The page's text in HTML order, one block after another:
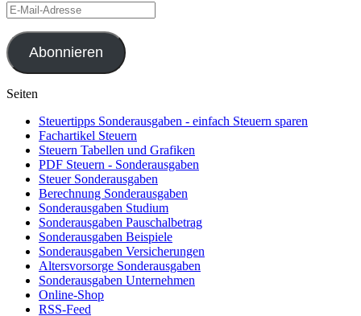
E-
Mail-
Adresse
Abonnieren
Seiten
Steuertipps Sonderausgaben - einfach Steuern sparen
Fachartikel Steuern
Steuern Tabellen und Grafiken
PDF Steuern - Sonderausgaben
Steuer Sonderausgaben
Berechnung Sonderausgaben
Sonderausgaben Studium
Sonderausgaben Pauschalbetrag
Sonderausgaben Beispiele
Sonderausgaben Versicherungen
Altersvorsorge Sonderausgaben
Sonderausgaben Unternehmen
Online-Shop
RSS-Feed